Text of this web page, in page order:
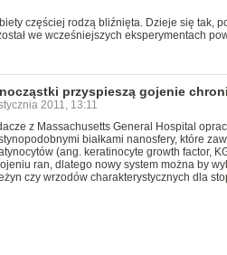
częściej rodzą bliźnięta. Dzieje się tak,
we wcześniejszych eksperymentach
przyspieszą gojenie
2011, 13:11
z Massachusetts General Hospital
białkami nanosfery, które
(ang. keratinocyte growth factor,
ran, dlatego nowy system można by
czy wrzodów charakterystycznych dla